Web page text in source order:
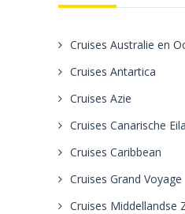
Cruises Australie en
Cruises Antartica
Cruises Azie
Cruises Canarische
Cruises Caribbean
Cruises Grand Voyage
Cruises Middellandse